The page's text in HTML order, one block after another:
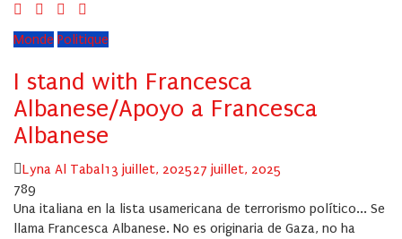
Monde Politique
I stand with Francesca
Albanese/Apoyo a Francesca
Albanese
Author
Lyna Al Tabal Posted
13 juillet, 202527 juillet, 2025
789
Una italiana en la lista usamericana de terrorismo político... Se
llama Francesca Albanese. No es originaria de Gaza, no ha